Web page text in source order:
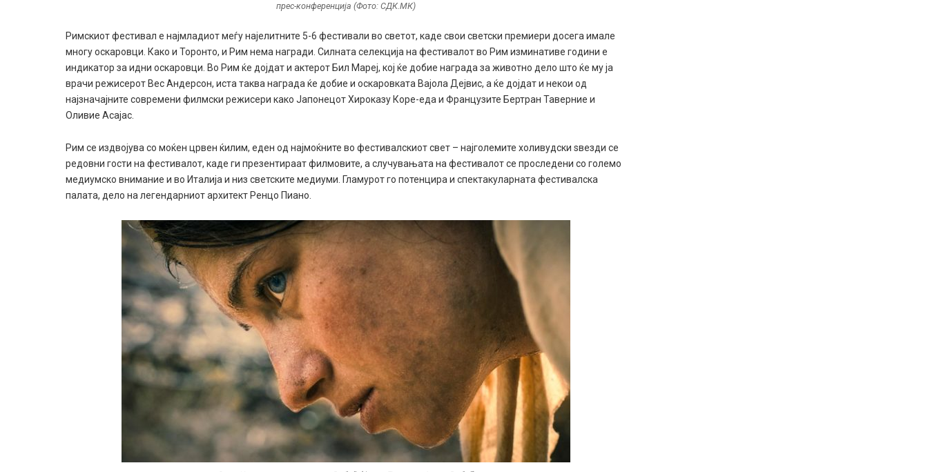
прес-конференција (Фото: СДК.МК)
Римскиот фестивал е најмладиот меѓу најелитните 5-6 фестивали во светот, каде свои светски премиери досега имале
многу оскаровци. Како и Торонто, и Рим нема награди. Силната селекција на фестивалот во Рим изминативе години е
индикатор за идни оскаровци. Во Рим ќе дојдат и актерот Бил Мареј, кој ќе добие награда за животно дело што ќе му ја
врачи режисерот Вес Андерсон, иста таква награда ќе добие и оскаровката Вајола Дејвис, а ќе дојдат и некои од
најзначајните современи филмски режисери како Јапонецот Хироказу Коре-еда и Французите Бертран Таверние и
Оливие Асајас.
Рим се издвојува со моќен црвен ќилим, еден од најмоќните во фестивалскиот свет – најголемите холивудски ѕвезди се
редовни гости на фестивалот, каде ги презентираат филмовите, а случувањата на фестивалот се проследени со големо
медиумско внимание и во Италија и низ светските медиуми. Гламурот го потенцира и спектакуларната фестивалска
палата, дело на легендарниот архитект Ренцо Пиано.